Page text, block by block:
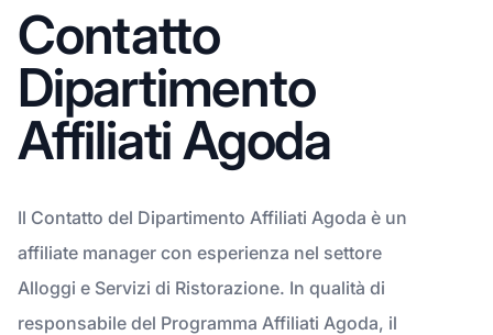
Contatto
Dipartimento
Affiliati Agoda
Il Contatto del Dipartimento Affiliati Agoda è un
affiliate manager con esperienza nel settore
Alloggi e Servizi di Ristorazione. In qualità di
responsabile del Programma Affiliati Agoda, il